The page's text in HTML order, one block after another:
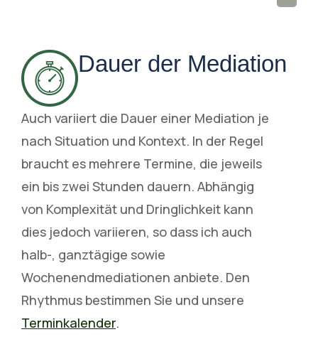
Dauer der Mediation
Auch variiert die Dauer einer Mediation je
nach Situation und Kontext. In der Regel
braucht es mehrere Termine, die jeweils
ein bis zwei Stunden dauern. Abhängig
von Komplexität und Dringlichkeit kann
dies jedoch variieren, so dass ich auch
halb-, ganztägige sowie
Wochenendmediationen anbiete. Den
Rhythmus bestimmen Sie und unsere
Terminkalender.